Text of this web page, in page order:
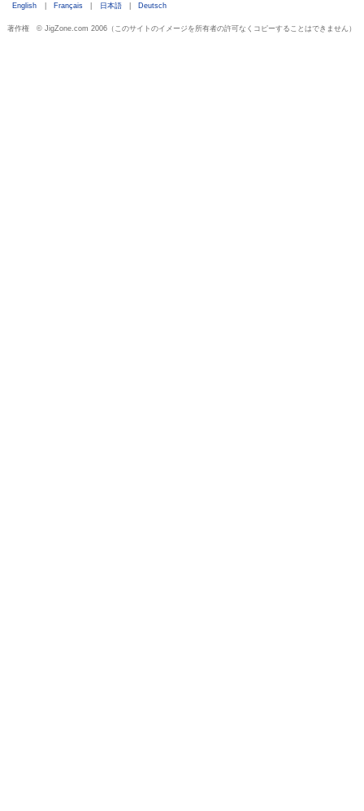
English Français 日本語 Deutsch
著作権 © JigZone.com 2006（このサイトのイメージを所有者の許可なくコピーすることはできません）